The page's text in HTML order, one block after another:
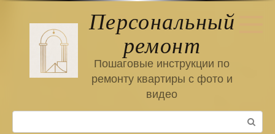
Персональный
ремонт
Пошаговые инструкции по
ремонту квартиры с фото и
видео
Поиск: